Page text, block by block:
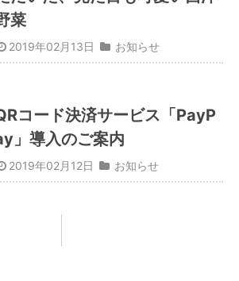
菜
2019年02月13日 お知らせ
コード決済サービス「PayP
」導入のご案内
2019年02月12日 お知らせ